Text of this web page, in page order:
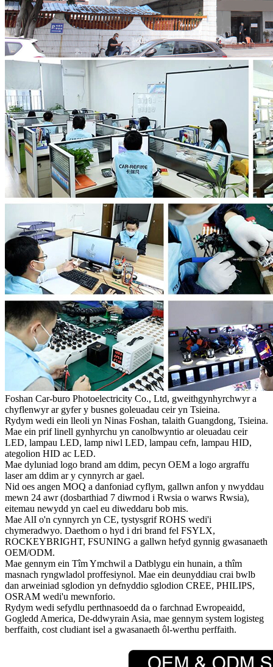
Foshan Car-buro Photoelectricity Co., Ltd, gweithgynhyrchwyr a
chyflenwyr ar gyfer y busnes goleuadau ceir yn Tsieina.
Rydym wedi ein lleoli yn Ninas Foshan, talaith Guangdong, Tsieina.
Mae ein prif linell gynhyrchu yn canolbwyntio ar oleuadau ceir
LED, lampau LED, lamp niwl LED, lampau cefn, lampau HID,
ategolion HID ac LED.
Mae dyluniad logo brand am ddim, pecyn OEM a logo argraffu
laser am ddim ar y cynnyrch ar gael.
Nid oes angen MOQ a danfoniad cyflym, gallwn anfon y nwyddau
mewn 24 awr (dosbarthiad 7 diwrnod i Rwsia o warws Rwsia),
eitemau newydd yn cael eu diweddaru bob mis.
Mae AlI o'n cynnyrch yn CE, tystysgrif ROHS wedi'i
chymeradwyo. Daethom o hyd i dri brand fel FSYLX,
ROCKEYBRIGHT, FSUNING a gallwn hefyd gynnig gwasanaeth
OEM/ODM.
Mae gennym ein Tîm Ymchwil a Datblygu ein hunain, a thîm
masnach ryngwladol proffesiynol. Mae ein deunyddiau crai bwlb
dan arweiniad sglodion yn defnyddio sglodion CREE, PHILIPS,
OSRAM wedi'u mewnforio.
Rydym wedi sefydlu perthnasoedd da o farchnad Ewropeaidd,
Gogledd America, De-ddwyrain Asia, mae gennym system logisteg
berffaith, cost cludiant isel a gwasanaeth ôl-werthu perffaith.